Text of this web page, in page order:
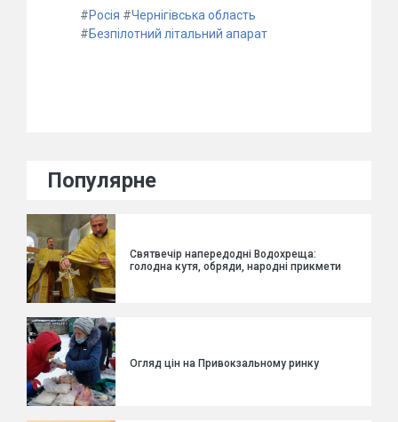
#Росія #Чернігівська область
#Безпілотний літальний апарат
Популярне
Святвечір напередодні Водохреща:
голодна кутя, обряди, народні прикмети
Огляд цін на Привокзальному ринку